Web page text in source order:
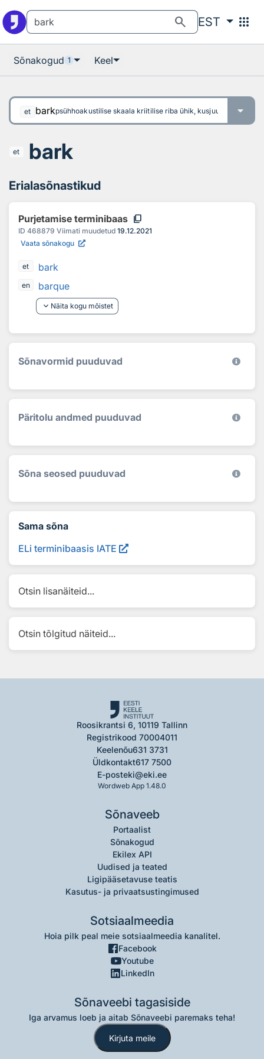
search EST apps
Sõnakogud 1 Keel
et barkpsühhoakustilise skaala kriitilise riba ühik, kusjuures
et bark
Erialasõnastikud
Purjetamise terminibaas content_copy
ID 468879 Viimati muudetud 19.12.2021
Vaata sõnakogu
et bark
en
barque
keyboard_arrow_down Näita kogu mõistet
Sõnavormid puuduvad
Päritolu andmed puuduvad
Sõna seosed puuduvad
Sama sõna
ELi terminibaasis IATE
Otsin lisanäiteid...
Otsin tõlgitud näiteid...
Roosikrantsi 6, 10119 Tallinn
Registrikood 70004011
Keelenõu631 3731
Üldkontakt617 7500
E-posteki@eki.ee
Wordweb App 1.48.0
Sõnaveeb
Portaalist
Sõnakogud
Ekilex API
Uudised ja teated
Ligipääsetavuse teatis
Kasutus- ja privaatsustingimused
Sotsiaalmeedia
Hoia pilk peal meie sotsiaalmeedia kanalitel.
Facebook
Youtube
LinkedIn
Sõnaveebi tagasiside
Iga arvamus loeb ja aitab Sõnaveebi paremaks teha!
Kirjuta meile